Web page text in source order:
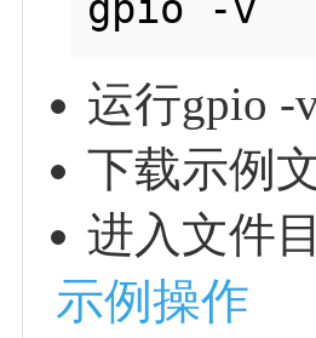
运行gpio -
下载示例
进入文件
示例操作